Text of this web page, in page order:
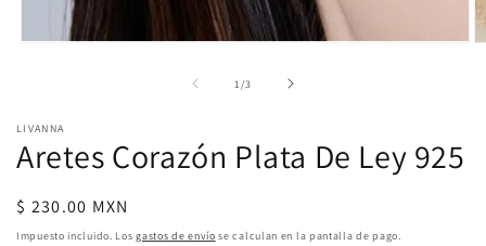
una
ventana
modal
1 /de
3
LIVANNA
Aretes Corazón Plata De Ley 925
Precio
habitual
$ 230.00 MXN
Impuesto incluido. Losgastos de envío se calculan en la pantalla de pago.